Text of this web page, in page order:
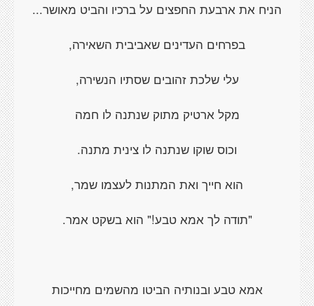
הניח את ארבעת החפצים על ברכיו והביט מאושר...
בפרחים העדינים שאביבית השאירה,
עלי שלכת זהובים שסתיו הנשירה,
מקל ארטיק מתוק שנתנה לו חמה
וכוס שוקו שנתנה לו צינית מתנה.
הוא חייך ואת המתנות לעצמו שמר,
"תודה לך אמא טבע!" הוא בשקט אמר.
אמא טבע ובנותיה הביטו מהשמים מחייכות